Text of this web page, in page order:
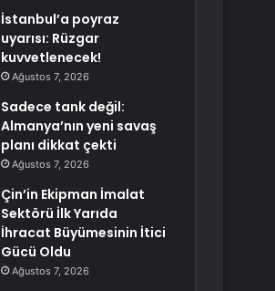
İstanbul’a poyraz
uyarısı: Rüzgar
kuvvetlenecek!
Ağustos 7, 2026
Sadece tank değil:
Almanya’nın yeni savaş
planı dikkat çekti
Ağustos 7, 2026
Çin’in Ekipman İmalat
Sektörü İlk Yarıda
İhracat Büyümesinin İtici
Gücü Oldu
Ağustos 7, 2026